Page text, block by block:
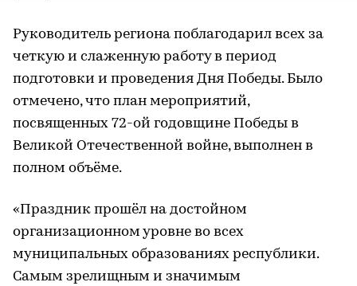
Руководитель региона поблагодарил всех за
четкую и слаженную работу в период
подготовки и проведения Дня Победы. Было
отмечено, что план мероприятий,
посвященных 72-ой годовщине Победы в
Великой Отечественной войне, выполнен в
полном объёме.
«Праздник прошёл на достойном
организационном уровне во всех
муниципальных образованиях республики.
Самым зрелищным и значимым